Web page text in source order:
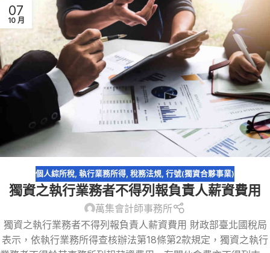
07
10 月
個人綜所稅 執行業務所得 稅務法規 行號(獨資合夥事業)
獨資之執行業務者不得列報負責人薪資費用
萬集會計師事務所
獨資之執行業務者不得列報負責人薪資費用 財政部臺北國稅局
表示，依執行業務所得查核辦法第18條第2款規定，獨資之執行